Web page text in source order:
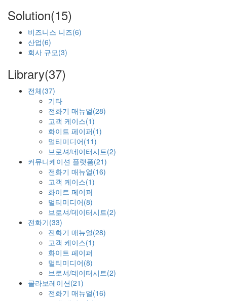
Solution(15)
비즈니스 니즈(6)
산업(6)
회사 규모(3)
Library(37)
전체(37)
기타
전화기 매뉴얼(28)
고객 케이스(1)
화이트 페이퍼(1)
멀티미디어(11)
브로셔/데이터시트(2)
커뮤니케이션 플랫폼(21)
전화기 매뉴얼(16)
고객 케이스(1)
화이트 페이퍼
멀티미디어(8)
브로셔/데이터시트(2)
전화기(33)
전화기 매뉴얼(28)
고객 케이스(1)
화이트 페이퍼
멀티미디어(8)
브로셔/데이터시트(2)
콜라보레이션(21)
전화기 매뉴얼(16)